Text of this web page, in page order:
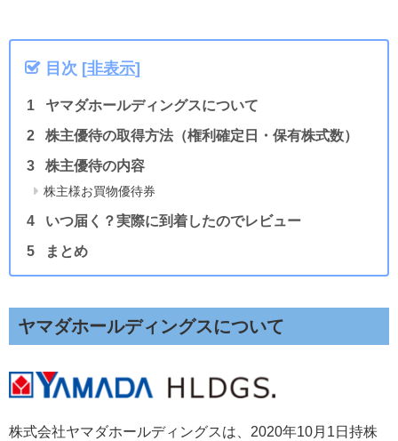
目次 [非表示]
ヤマダホールディングスについて
株主優待の取得方法（権利確定日・保有株式数）
株主優待の内容
株主様お買物優待券
いつ届く？実際に到着したのでレビュー
まとめ
ヤマダホールディングスについて
株式会社ヤマダホールディングスは、2020年10月1日持株